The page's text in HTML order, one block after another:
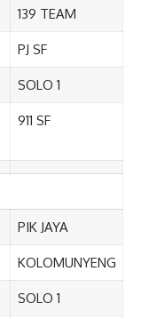
139 TEAM
PJ SF
SOLO 1
911 SF
PIK JAYA
KOLOMUNYENG
SOLO 1